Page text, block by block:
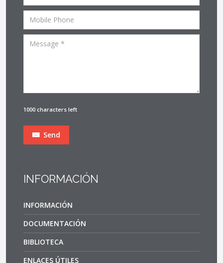
1000 characters left
Send
INFORMACIÓN
INFORMACIÓN
DOCUMENTACIÓN
BIBLIOTECA
ENLACES ÚTILES